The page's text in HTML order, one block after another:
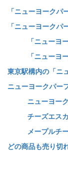
「ニューヨーク
「ニューヨーク
「ニューヨ
「ニューヨ
東京駅構内の「ニ
ニューヨークパー
ニューヨー
チーズエス
メープルチ
どの商品も売り切